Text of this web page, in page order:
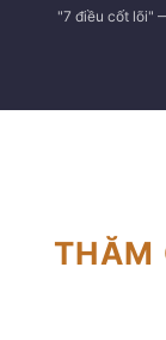
"7 điều cốt lõi"
THĂM